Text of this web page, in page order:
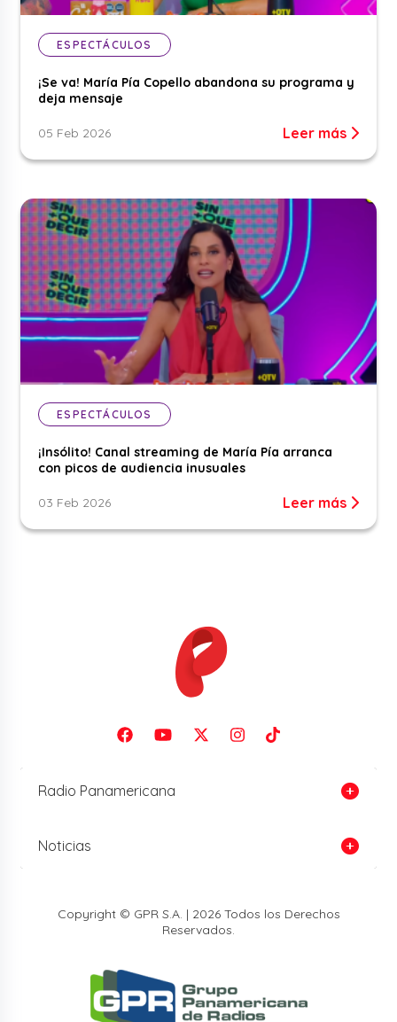
ESPECTÁCULOS
¡Se va! María Pía Copello abandona su programa y
deja mensaje
05 Feb 2026 Leer más
ESPECTÁCULOS
¡Insólito! Canal streaming de María Pía arranca
con picos de audiencia inusuales
03 Feb 2026 Leer más
Radio Panamericana
Noticias
Copyright © GPR S.A. | 2026 Todos los Derechos
Reservados.